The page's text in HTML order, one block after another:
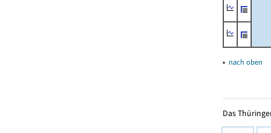
▴ nach oben
Das